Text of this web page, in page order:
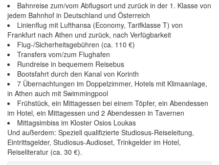
Bahnreise zum/vom Abflugsort und zurück in der 1. Klasse von
jedem Bahnhof in Deutschland und Österreich
Linienflug mit Lufthansa (Economy, Tarifklasse T) von
Frankfurt nach Athen und zurück, nach Verfügbarkeit
Flug-/Sicherheitsgebühren (ca. 110 €)
Transfers vom/zum Flughafen
Rundreise in bequemem Reisebus
Bootsfahrt durch den Kanal von Korinth
7 Übernachtungen im Doppelzimmer, Hotels mit Klimaanlage,
in Athen auch mit Swimmingpool
Frühstück, ein Mittagessen bei einem Töpfer, ein Abendessen
im Hotel, ein Mittagessen und 2 Abendessen in Tavernen
Mittagsimbiss im Kloster Osios Loukas
Und außerdem: Speziell qualifizierte Studiosus-Reiseleitung,
Eintrittsgelder, Studiosus-Audioset, Trinkgelder im Hotel,
Reiseliteratur (ca. 30 €).